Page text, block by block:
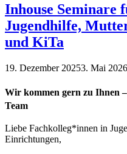
Inhouse Seminare
Jugendhilfe,
und KiTa
19. Dezember 20253. Mai 2026
Wir kommen gern zu Ihnen
Team
Liebe Fachkolleg*innen in
Einrichtungen,